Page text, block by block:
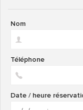
Nom
Téléphone
Date / heure